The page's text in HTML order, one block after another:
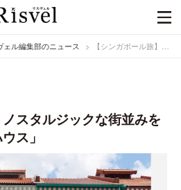
ェル編集部のニュース 【シンガポール旅】ノスタルジックな街並みを散策「プラナカンハウス」
ノスタルジックな街並みを
ス」